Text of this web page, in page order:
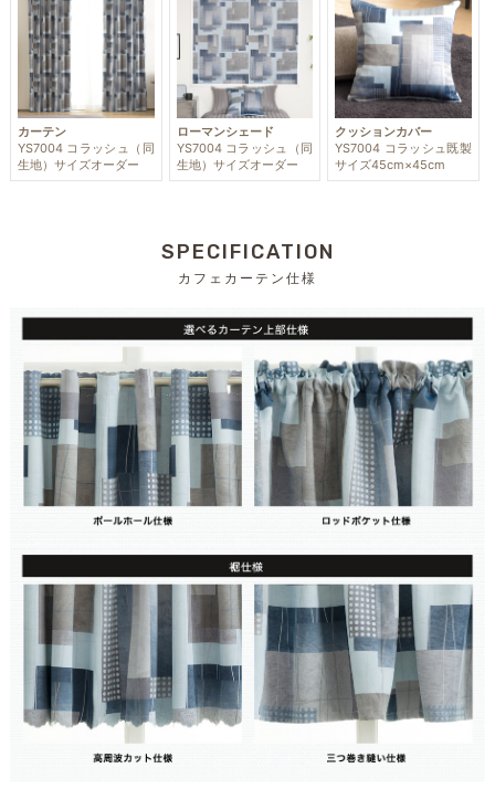
カーテン
YS7004 コラッシュ（同
生地）サイズオーダー
ローマンシェード
YS7004 コラッシュ（同
生地）サイズオーダー
クッションカバー
YS7004 コラッシュ既製
サイズ45cm×45cm
SPECIFICATION
カフェカーテン仕様